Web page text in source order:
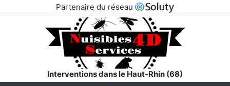
Partenaire du réseau
Interventions dans le Haut-Rhin (68)